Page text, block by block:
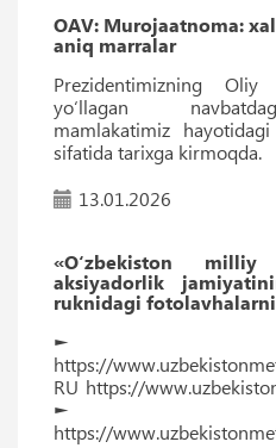
OAV: Murojaatnoma:
aniq marralar
Prezidentimizning
yo‘llagan
mamlakatimiz
sifatida tarixga kirmoqda.
13.01.2026
«O‘zbekiston
aksiyadorlik
ruknidagi
►
https://
RU https://
►
https://